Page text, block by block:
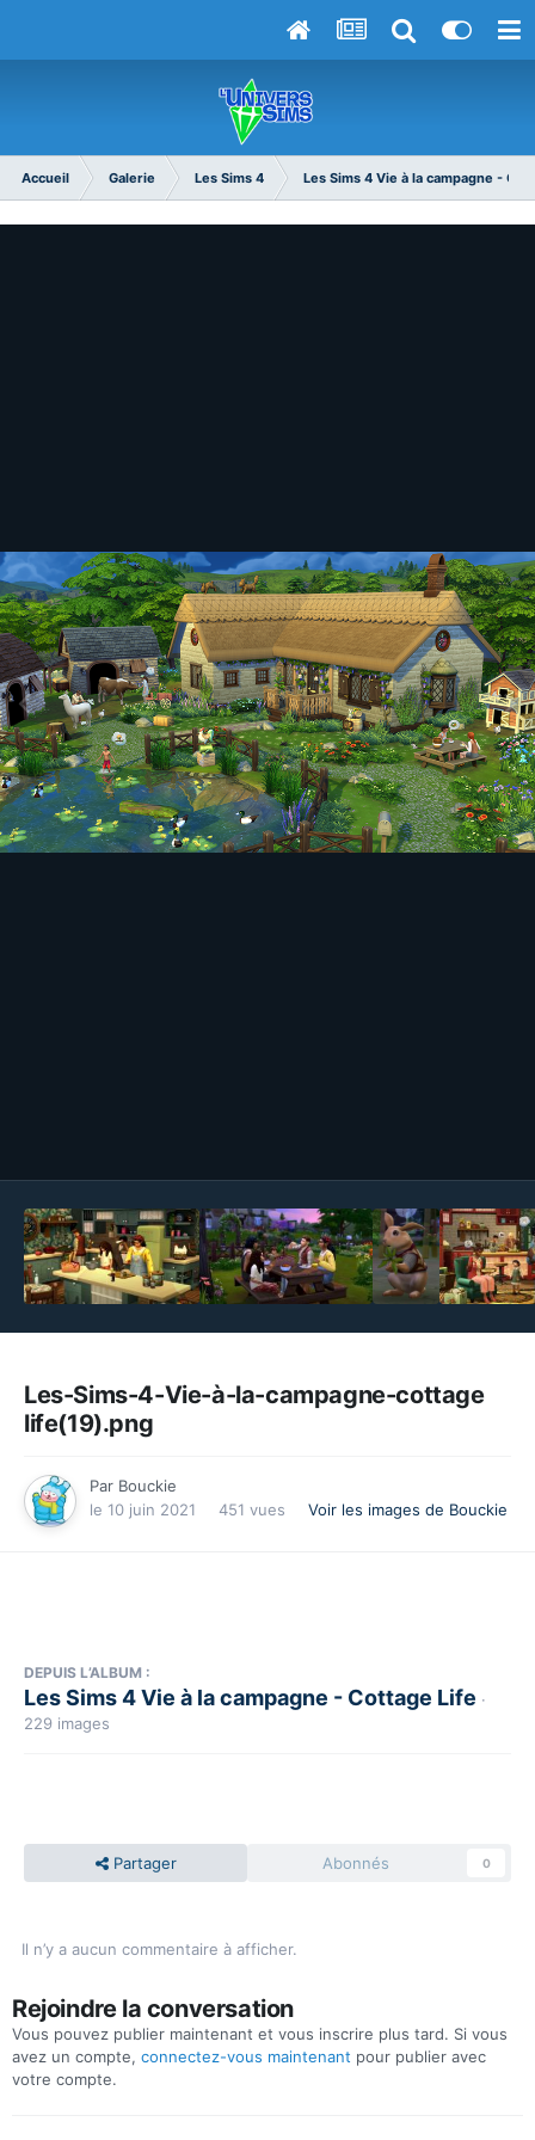
Accueil Galerie Les Sims 4 Les Sims 4 Vie à la campagne -
Les-Sims-4-Vie-à-la-campagne-cottage
life(19).png
Par Bouckie
le 10 juin 2021
451 vues Voir les images de Bouckie
DEPUIS L’ALBUM :
Les Sims 4 Vie à la campagne - Cottage Life ·
229 images
Partager Abonnés 0
Il n’y a aucun commentaire à afficher.
Rejoindre la conversation
Vous pouvez publier maintenant et vous inscrire plus tard. Si vous
avez un compte, connectez-vous maintenant pour publier avec
votre compte.